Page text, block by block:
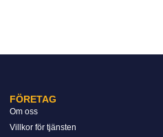
FÖRETAG
Om oss
Villkor för tjänsten